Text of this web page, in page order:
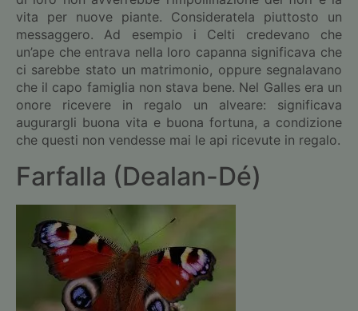
vita per nuove piante. Consideratela piuttosto un
messaggero. Ad esempio i Celti credevano che
un’ape che entrava nella loro capanna significava che
ci sarebbe stato un matrimonio, oppure segnalavano
che il capo famiglia non stava bene. Nel Galles era un
onore ricevere in regalo un alveare: significava
augurargli buona vita e buona fortuna, a condizione
che questi non vendesse mai le api ricevute in regalo.
Farfalla (Dealan-Dé)